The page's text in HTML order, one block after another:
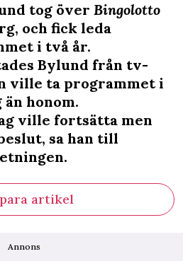
tog över Bingolotto
och fick leda
i två år.
Bylund från tv-
ville ta programmet i
honom.
ville fortsätta men
sa han till
artikel
Annons